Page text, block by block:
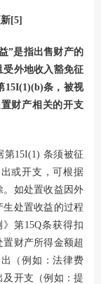
[5]
”是指出售财产的
受外地收入豁免征
15I(1)(b)条，被视
财产相关的开支
第15I(1) 条须被征
或开支，可根据
。如处置收益因外
处置收益的过程
第15Q条获得扣
财产所得金额超
（例如：法律费
及开支（例如：提